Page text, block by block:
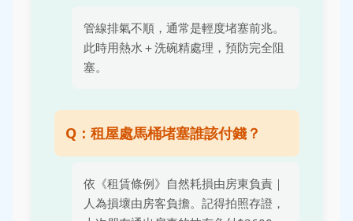
管線排氣不順，通常是輕度堵塞前兆。
此時用熱水＋洗碗精處理，預防完全阻
塞。
Q：租屋處馬桶堵塞誰該付錢？
依《租賃條例》自然耗損由房東負責｜
人為損壞由房客負擔。記得拍照存證，